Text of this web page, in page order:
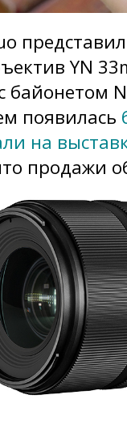
YN
байонетом
появилась
на
продажи